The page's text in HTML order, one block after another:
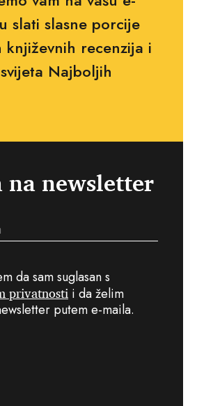
slati slasne porcije
književnih recenzija i
Najboljih
newsletter
da sam suglasan s
privatnosti i da želim
putem e-maila.